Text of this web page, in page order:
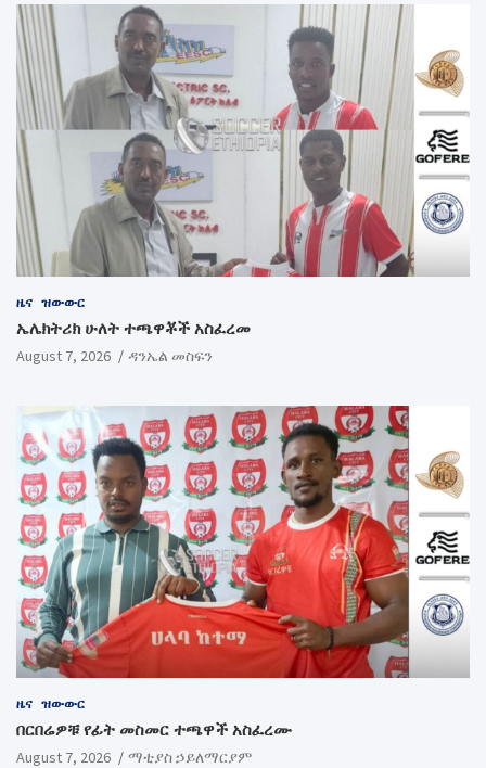
ዜና ዝውውር
ኤሌክትሪክ ሁለት ተጫዋቾች አስፈረመ
August 7, 2026 ዳንኤል መስፍን
ዜና ዝውውር
በርበሬዎቹ የፊት መስመር ተጫዋች አስፈረሙ
August 7, 2026 ማቲያስ ኃይለማርያም